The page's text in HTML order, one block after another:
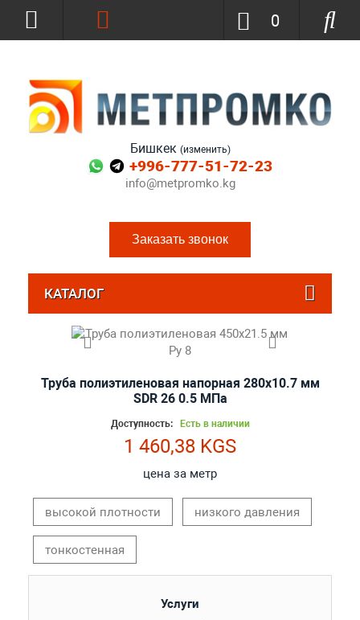
Бишкек (изменить)
+996-777-51-72-23
info@metpromko.kg
Заказать звонок
0
КАТАЛОГ
Труба полиэтиленовая напорная 280х10.7 мм
SDR 26 0.5 МПа
Доступность: Есть в наличии
1 460,38 KGS
цена за метр
высокой плотности низкого давления
тонкостенная
Услуги